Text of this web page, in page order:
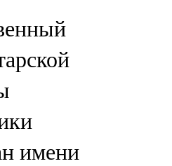
имени